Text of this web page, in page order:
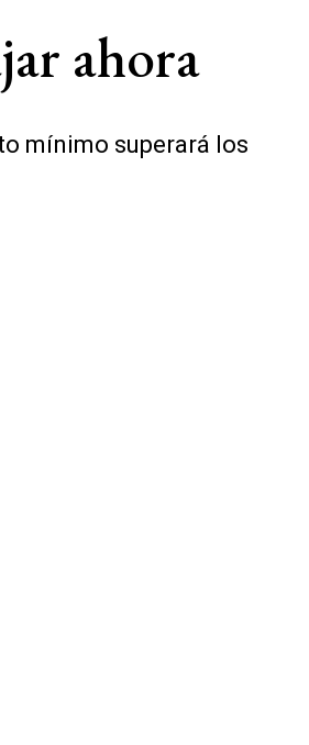
ahora
mínimo superará los